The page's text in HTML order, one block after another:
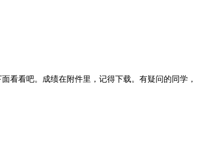
看看吧。成绩在附件里，记得下载。有疑问的同学，